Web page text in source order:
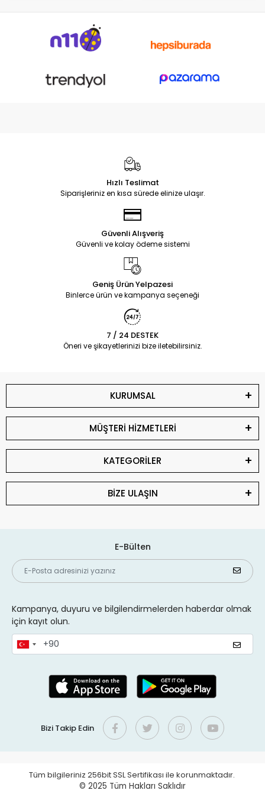
Hızlı Teslimat
Siparişleriniz en kısa sürede elinize ulaşır.
Güvenli Alışveriş
Güvenli ve kolay ödeme sistemi
Geniş Ürün Yelpazesi
Binlerce ürün ve kampanya seçeneği
7 / 24 DESTEK
Öneri ve şikayetlerinizi bize iletebilirsiniz.
KURUMSAL
MÜŞTERİ HİZMETLERİ
KATEGORİLER
BİZE ULAŞIN
E-Bülten
Kampanya, duyuru ve bilgilendirmelerden haberdar olmak
için kayıt olun.
Bizi Takip Edin
Tüm bilgileriniz 256bit SSL Sertifikası ile korunmaktadır.
© 2025 Tüm Hakları Saklıdır